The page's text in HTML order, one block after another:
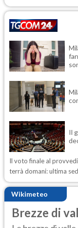
Il
Il voto finale al
terrà domani: ultima
Wikimeteo
Brezze di